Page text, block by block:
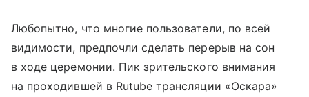
Любопытно, что многие пользователи, по всей
видимости, предпочли сделать перерыв на сон
в ходе церемонии. Пик зрительского внимания
на проходившей в Rutube трансляции «Оскара»